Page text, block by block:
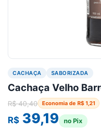
CACHAÇA SABORIZADA
Cachaça Velho
R$40,40 Economia de R$ 1,21
R$ 39,19 no Pix